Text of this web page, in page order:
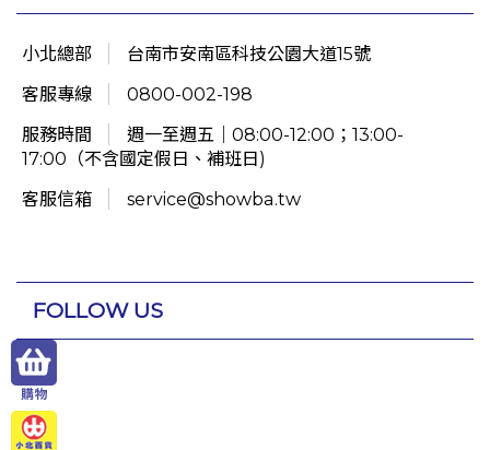
小北總部
台南市安南區科技公園大道15號
客服專線
0800-002-198
服務時間
週一至週五｜08:00-12:00；13:00-
17:00（不含國定假日、補班日)
客服信箱
service@showba.tw
FOLLOW US